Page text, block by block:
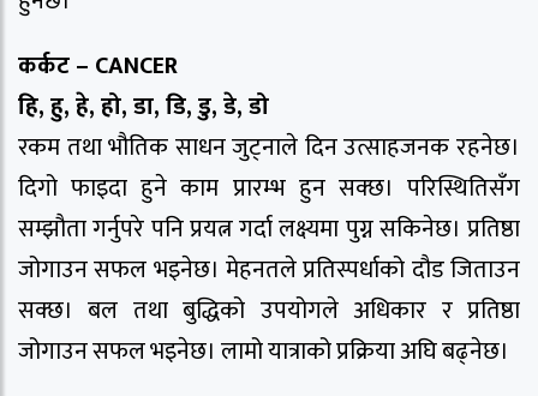
कर्कट – CANCER
हि, हु, हे, हो, डा, डि, डु, डे, डो
रकम तथा भौतिक साधन जुट्नाले दिन उत्साहजनक रहनेछ।
दिगो फाइदा हुने काम प्रारम्भ हुन सक्छ। परिस्थितिसँग
सम्झौता गर्नुपरे पनि प्रयत्न गर्दा लक्ष्यमा पुग्न सकिनेछ। प्रतिष्ठा
जोगाउन सफल भइनेछ। मेहनतले प्रतिस्पर्धाको दौड जिताउन
सक्छ। बल तथा बुद्धिको उपयोगले अधिकार र प्रतिष्ठा
जोगाउन सफल भइनेछ। लामो यात्राको प्रक्रिया अघि बढ्नेछ।